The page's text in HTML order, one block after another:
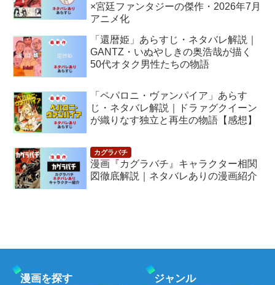
×宮廷ファンタジーの傑作・2026年7月
アニメ化
「還暦姫」あらすじ・ネタバレ解説｜
GANTZ・いぬやしきの奥浩哉が描く
50代オタク男性たちの物語
「ペパロニ・ヴァンパイア」あらす
じ・ネタバレ解説｜ドラァグクイーン
が織りなす独立と再生の物語【感想】
漫画『カグラバチ』キャラクター相関
図徹底解説｜ネタバレありの漫画紹介
漫画を探す ジャンル